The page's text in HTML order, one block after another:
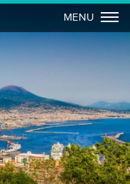
MENU